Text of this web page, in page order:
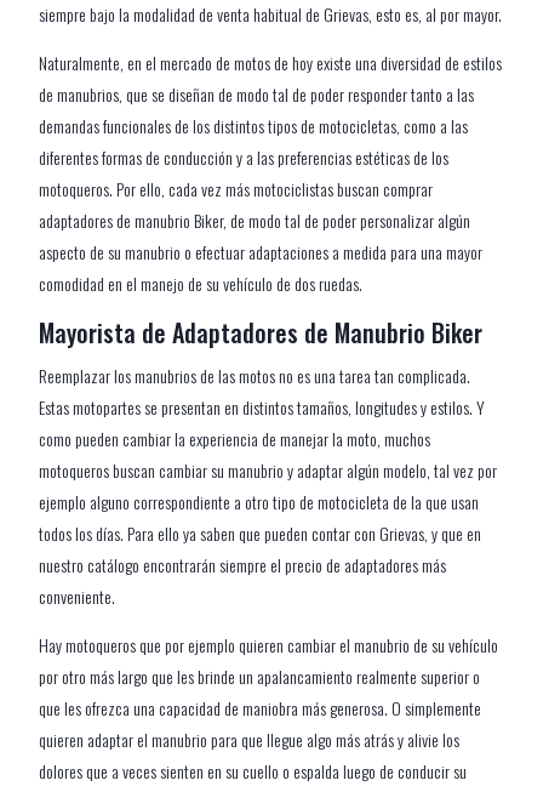
siempre bajo la modalidad de venta habitual de Grievas, esto es, al por mayor.
Naturalmente, en el mercado de motos de hoy existe una diversidad de estilos
de manubrios, que se diseñan de modo tal de poder responder tanto a las
demandas funcionales de los distintos tipos de motocicletas, como a las
diferentes formas de conducción y a las preferencias estéticas de los
motoqueros. Por ello, cada vez más motociclistas buscan comprar
adaptadores de manubrio Biker, de modo tal de poder personalizar algún
aspecto de su manubrio o efectuar adaptaciones a medida para una mayor
comodidad en el manejo de su vehículo de dos ruedas.
Mayorista de Adaptadores de Manubrio Biker
Reemplazar los manubrios de las motos no es una tarea tan complicada.
Estas motopartes se presentan en distintos tamaños, longitudes y estilos. Y
como pueden cambiar la experiencia de manejar la moto, muchos
motoqueros buscan cambiar su manubrio y adaptar algún modelo, tal vez por
ejemplo alguno correspondiente a otro tipo de motocicleta de la que usan
todos los días. Para ello ya saben que pueden contar con Grievas, y que en
nuestro catálogo encontrarán siempre el precio de adaptadores más
conveniente.
Hay motoqueros que por ejemplo quieren cambiar el manubrio de su vehículo
por otro más largo que les brinde un apalancamiento realmente superior o
que les ofrezca una capacidad de maniobra más generosa. O simplemente
quieren adaptar el manubrio para que llegue algo más atrás y alivie los
dolores que a veces sienten en su cuello o espalda luego de conducir su